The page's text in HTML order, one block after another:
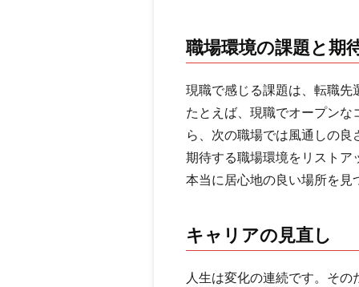
職場環境の課題と期
現職で感じる課題は、転職先
たとえば、現職でオープン
ら、次の職場では風通しの
期待する職場環境をリストア
本当に居心地の良い場所を見
キャリアの見直し
人生は変化の連続です。そ